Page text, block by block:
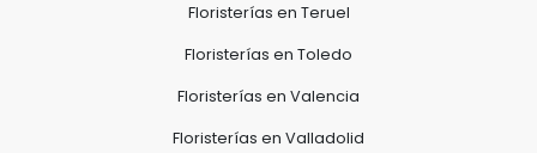
Floristerías en Teruel
Floristerías en Toledo
Floristerías en Valencia
Floristerías en Valladolid